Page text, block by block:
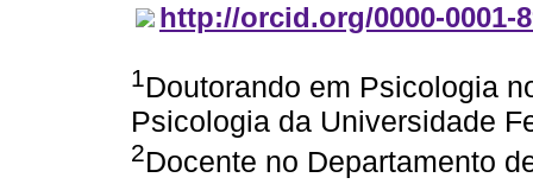
http://orcid.org/0000-0001-
1Doutorando em Psicologia
Psicologia da Universidade
2Docente no Departamento